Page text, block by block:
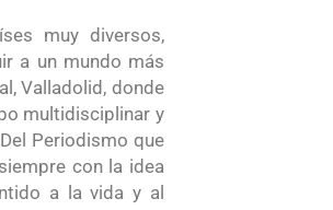
muy diversos,
a un mundo más
Valladolid, donde
multidisciplinar y
Periodismo que
con la idea
a la vida y al